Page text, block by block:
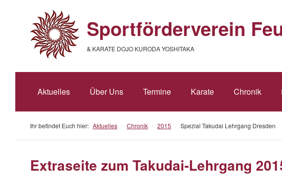
Sportförderverein
& KARATE DOJO KURODA YOSHITAKA
Aktuelles Über Uns Termine Karate Chronik
Ihr befindet Euch hier: Aktuelles Chronik 2015 Spezial Takudai Lehrgang Dresden
Extraseite zum Takudai-Lehrgang